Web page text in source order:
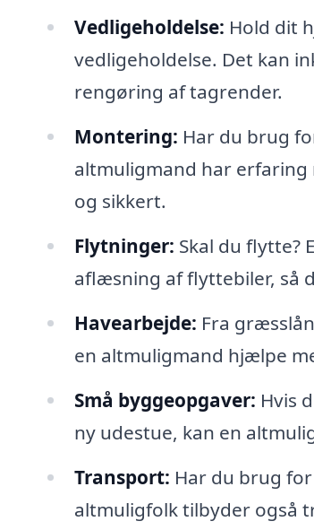
Vedligeholdelse: Hold dit
vedligeholdelse. Det kan
rengøring af tagrender.
Montering: Har du brug
altmuligmand har
og sikkert.
Flytninger: Skal du flytte?
aflæsning af flyttebiler, så
Havearbejde: Fra
en altmuligmand hjælpe
Små byggeopgaver: Hvis
ny udestue, kan en
Transport: Har du brug
altmuligfolk tilbyder også